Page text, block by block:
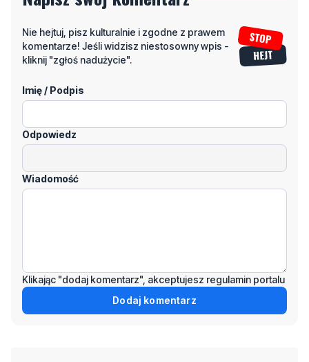
Nie hejtuj, pisz kulturalnie i zgodne z prawem
komentarze! Jeśli widzisz niestosowny wpis -
kliknij "zgłoś nadużycie".
Imię / Podpis
Odpowiedz
Wiadomość
Klikając "dodaj komentarz", akceptujesz regulamin portalu
Dodaj komentarz